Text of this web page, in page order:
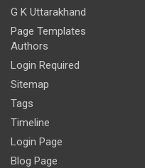
G K Uttarakhand
Page Templates
Authors
Login Required
Sitemap
Tags
Timeline
Login Page
Blog Page